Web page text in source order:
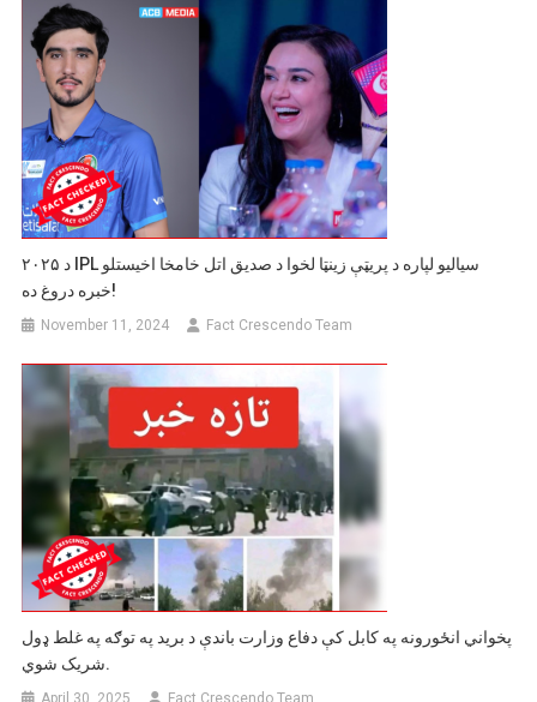
د ۲۰۲۵ IPL سیالیو لپاره د پریټې زینټا لخوا د صدیق اتل خامخا اخیستلو
خبره دروغ ده!
November 11, 2024 Fact Crescendo Team
پخواني انځورونه په کابل کې دفاع وزارت باندې د برید په توګه په غلط ډول
شریک شوي.
April 30, 2025 Fact Crescendo Team